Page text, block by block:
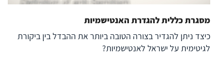
מסגרת כללית להגדרת האנטישמיות
כיצד ניתן להגדיר בצורה הטובה ביותר את ההבדל בין ביקורת
לגיטימית על ישראל לאנטישמיות?